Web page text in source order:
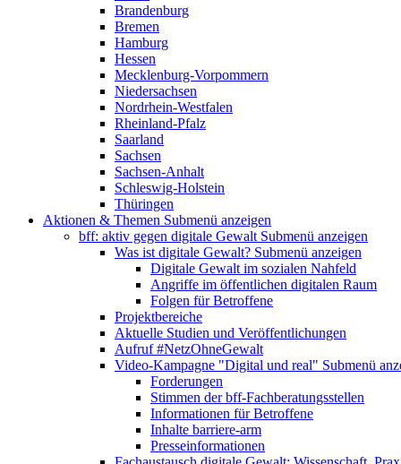
Brandenburg
Bremen
Hamburg
Hessen
Mecklenburg-Vorpommern
Niedersachsen
Nordrhein-Westfalen
Rheinland-Pfalz
Saarland
Sachsen
Sachsen-Anhalt
Schleswig-Holstein
Thüringen
Aktionen & Themen Submenü anzeigen
bff: aktiv gegen digitale Gewalt Submenü anzeigen
Was ist digitale Gewalt? Submenü anzeigen
Digitale Gewalt im sozialen Nahfeld
Angriffe im öffentlichen digitalen Raum
Folgen für Betroffene
Projektbereiche
Aktuelle Studien und Veröffentlichungen
Aufruf #NetzOhneGewalt
Video-Kampagne "Digital und real" Submenü
Forderungen
Stimmen der bff-Fachberatungsstellen
Informationen für Betroffene
Inhalte barriere-arm
Presseinformationen